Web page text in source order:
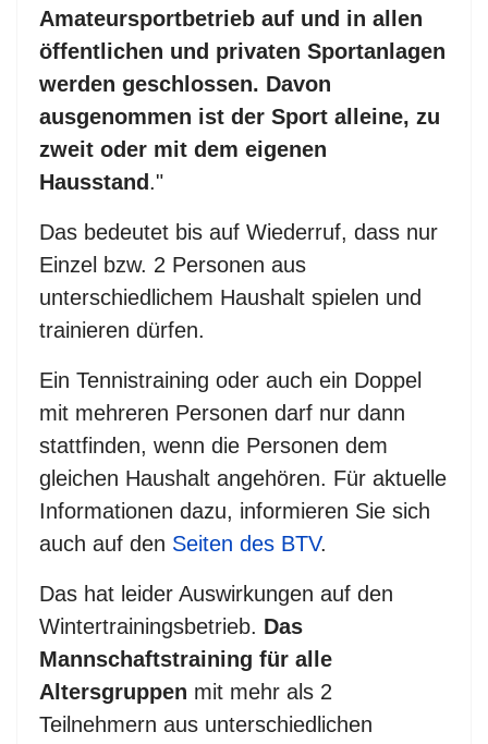
Amateursportbetrieb auf und in allen
öffentlichen und privaten Sportanlagen
werden geschlossen. Davon
ausgenommen ist der Sport alleine, zu
zweit oder mit dem eigenen
Hausstand."
Das bedeutet bis auf Wiederruf, dass nur
Einzel bzw. 2 Personen aus
unterschiedlichem Haushalt spielen und
trainieren dürfen.
Ein Tennistraining oder auch ein Doppel
mit mehreren Personen darf nur dann
stattfinden, wenn die Personen dem
gleichen Haushalt angehören. Für aktuelle
Informationen dazu, informieren Sie sich
auch auf den Seiten des BTV.
Das hat leider Auswirkungen auf den
Wintertrainingsbetrieb. Das
Mannschaftstraining für alle
Altersgruppen mit mehr als 2
Teilnehmern aus unterschiedlichen